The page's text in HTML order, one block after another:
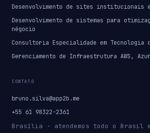
Desenvolvimento de sites institucionais e
Desenvolvimento de sistemas para
négocio
Consultoria Especialidade em Tecnologia
Gerenciamento de Infraestrutura AWS,
CONTATO
bruno.silva@app2b.me
+55 61 98322-2361
Brasília · atendemos todo o Brasil